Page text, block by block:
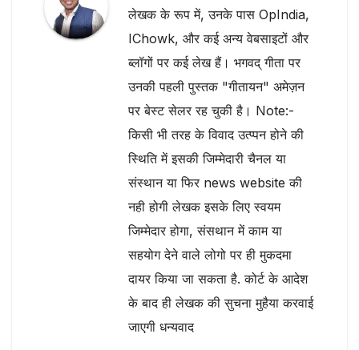
लेखक के रूप में, उनके पास OpIndia,
IChowk, और कई अन्य वेबसाइटों और
ब्लॉगों पर कई लेख हैं। भगवद् गीता पर
उनकी पहली पुस्तक "गीतायन" अमेज़न
पर बेस्ट सेलर रह चुकी है। Note:-
किसी भी तरह के विवाद उत्प्पन होने की
स्थिति में इसकी जिम्मेदारी चैनल या
संस्थान या फिर news website की
नही होगी लेखक इसके लिए स्वयम
जिम्मेदार होगा, संसथान में काम या
सहयोग देने वाले लोगो पर ही मुकदमा
दायर किया जा सकता है. कोर्ट के आदेश
के बाद ही लेखक की सुचना मुहैया करवाई
जाएगी धन्यवाद